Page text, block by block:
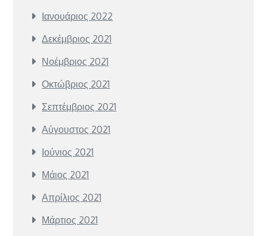
Ιανουάριος 2022
Δεκέμβριος 2021
Νοέμβριος 2021
Οκτώβριος 2021
Σεπτέμβριος 2021
Αύγουστος 2021
Ιούνιος 2021
Μάιος 2021
Απρίλιος 2021
Μάρτιος 2021